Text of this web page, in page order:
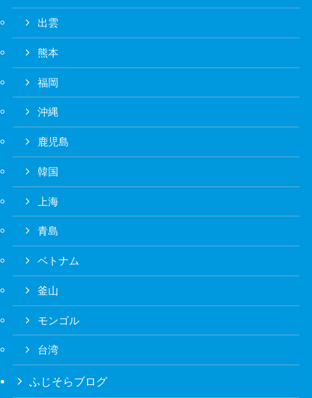
出雲
熊本
福岡
沖縄
鹿児島
韓国
上海
青島
ベトナム
釜山
モンゴル
台湾
ふじそらブログ